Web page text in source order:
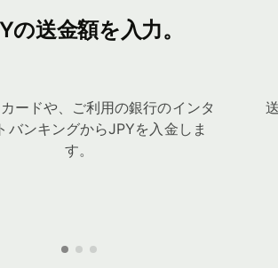
の送金額を入力。
ードや、ご利用の銀行のインタ
バンキングからJPYを入金しま
す。